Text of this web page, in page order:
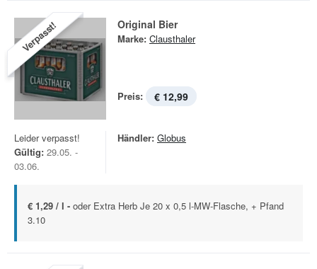
Verpasst! Original Bier
Marke: Clausthaler
Preis: € 12,99
Leider verpasst!
Gültig: 29.05. -
03.06.
Händler: Globus
€ 1,29 / l - oder Extra Herb Je 20 x 0,5 l-MW-Flasche, + Pfand
3.10